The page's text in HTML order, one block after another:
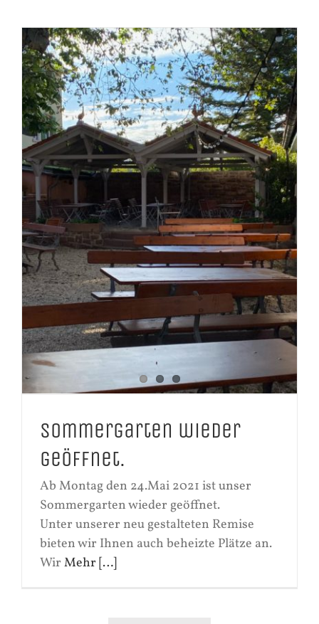
Sommergarten wieder
geöffnet.
Ab Montag den 24.Mai 2021 ist unser
Sommergarten wieder geöffnet.
Unter unserer neu gestalteten Remise
bieten wir Ihnen auch beheizte Plätze an.
Wir Mehr […]